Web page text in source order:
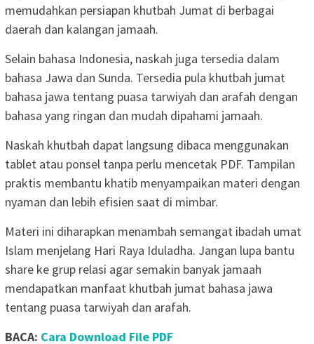
memudahkan persiapan khutbah Jumat di berbagai
daerah dan kalangan jamaah.
Selain bahasa Indonesia, naskah juga tersedia dalam
bahasa Jawa dan Sunda. Tersedia pula khutbah jumat
bahasa jawa tentang puasa tarwiyah dan arafah dengan
bahasa yang ringan dan mudah dipahami jamaah.
Naskah khutbah dapat langsung dibaca menggunakan
tablet atau ponsel tanpa perlu mencetak PDF. Tampilan
praktis membantu khatib menyampaikan materi dengan
nyaman dan lebih efisien saat di mimbar.
Materi ini diharapkan menambah semangat ibadah umat
Islam menjelang Hari Raya Iduladha. Jangan lupa bantu
share ke grup relasi agar semakin banyak jamaah
mendapatkan manfaat khutbah jumat bahasa jawa
tentang puasa tarwiyah dan arafah.
BACA: Cara Download File PDF